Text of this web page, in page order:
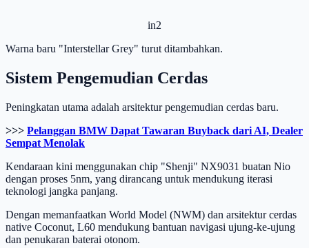
in2
Warna baru "Interstellar Grey" turut ditambahkan.
Sistem Pengemudian Cerdas
Peningkatan utama adalah arsitektur pengemudian cerdas baru.
>>> Pelanggan BMW Dapat Tawaran Buyback dari AI, Dealer
Sempat Menolak
Kendaraan kini menggunakan chip "Shenji" NX9031 buatan Nio
dengan proses 5nm, yang dirancang untuk mendukung iterasi
teknologi jangka panjang.
Dengan memanfaatkan World Model (NWM) dan arsitektur cerdas
native Coconut, L60 mendukung bantuan navigasi ujung-ke-ujung
dan penukaran baterai otonom.